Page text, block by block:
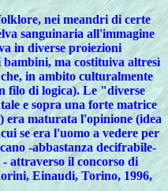
nei meandri di certe
sanguinaria all'immagine
in diverse proiezioni
ma costituiva altresì
in ambito culturalmente
filo di logica). Le "diverse
e sopra una forte matrice
era maturata l'opinione (idea
se era l'uomo a vedere per
-abbastanza decifrabile-
- attraverso il concorso di
Einaudi, Torino, 1996,